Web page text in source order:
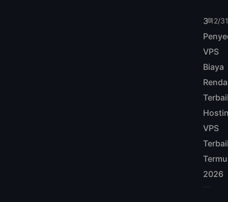
12/
3
VPS
Biaya
VPS
2026